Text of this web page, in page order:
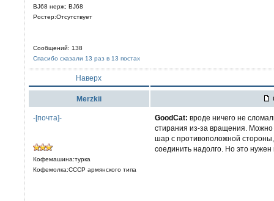
BJ68 нерж; BJ68
Ростер:Отсутствует
Сообщений: 138
Спасибо сказали 13 раз в 13 постах
Наверх
Merzkii
-[почта]-
Кофемашина:турка
Кофемолка:СССР армянского типа
GoodCat: вроде ничего не
стирания из-за вращения. Можно
шар с противоположной
соединить надолго. Но это